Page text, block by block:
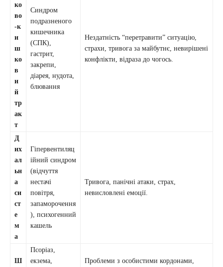
ко
во
-к
и
ш
ко
в
и
й
тр
ак
т
Синдром
подразненого
кишечника
(СПК),
гастрит,
закрепи,
діарея, нудота,
блювання
Нездатність “перетравити” ситуацію,
страхи, тривога за майбутнє, невирішені
конфлікти, відраза до чогось.
Д
их
ал
ьн
а
си
ст
е
м
а
Гіпервентиляц
ійний синдром
(відчуття
нестачі
повітря,
запаморочення
), психогенний
кашель
Тривога, панічні атаки, страх,
невисловлені емоції.
Ш
Псоріаз,
екзема,
Проблеми з особистими кордонами,